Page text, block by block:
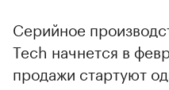
Серийное
Tech начнется в
продажи стартуют